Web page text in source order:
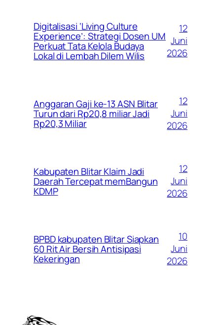
Digitalisasi ‘Living Culture
Experience’: Strategi Dosen UM
Perkuat Tata Kelola Budaya
Lokal di Lembah Dilem Wilis
12
Juni
2026
Anggaran Gaji ke-13 ASN Blitar
Turun dari Rp20,8 miliar Jadi
Rp20,3 Miliar
12
Juni
2026
Kabupaten Blitar Klaim Jadi
Daerah Tercepat memBangun
KDMP
12
Juni
2026
BPBD kabupaten Blitar Siapkan
60 Rit Air Bersih Antisipasi
Kekeringan
10
Juni
2026